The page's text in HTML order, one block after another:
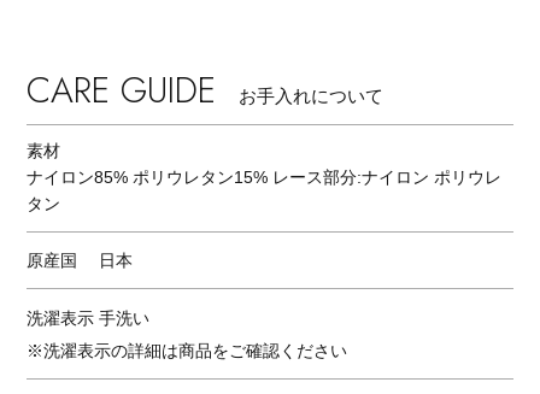
CARE GUIDE お手入れについて
素材
ナイロン85% ポリウレタン15% レース部分:ナイロン ポリウレ
タン
原産国 日本
洗濯表示 手洗い
※洗濯表示の詳細は商品をご確認ください